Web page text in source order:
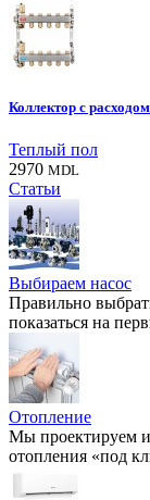
Коллектор с
Теплый пол
2970 MDL
Статьи
Выбираем насос
Правильно
показаться на
Отопление
Мы проектируем и
отопления «под